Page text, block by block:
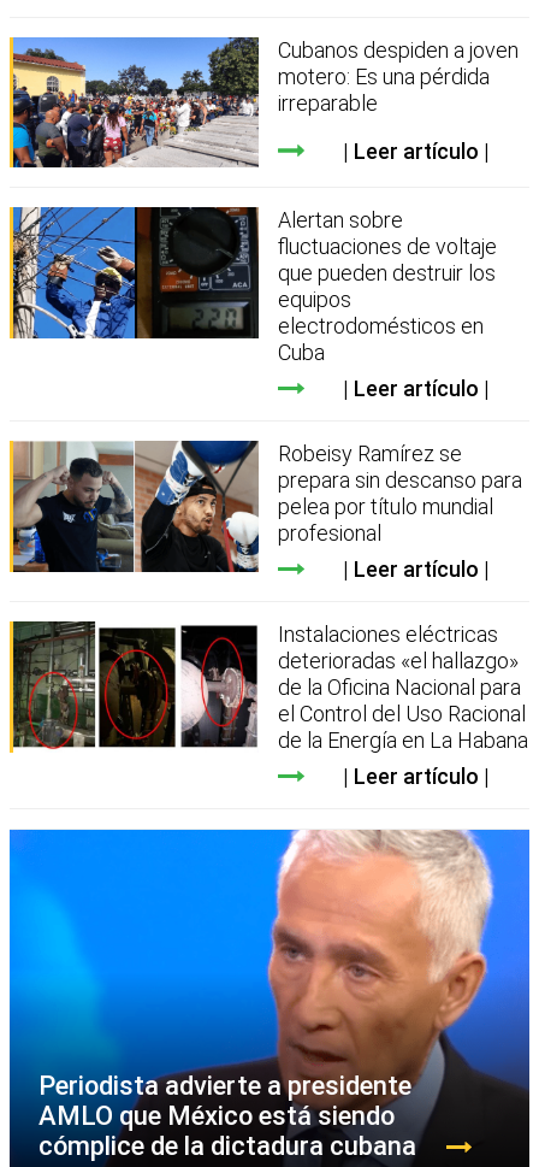
Cubanos despiden a joven
motero: Es una pérdida
irreparable
Leer artículo
Alertan sobre
fluctuaciones de voltaje
que pueden destruir los
equipos
electrodomésticos en
Cuba
Leer artículo
Robeisy Ramírez se
prepara sin descanso para
pelea por título mundial
profesional
Leer artículo
Instalaciones eléctricas
deterioradas «el hallazgo»
de la Oficina Nacional para
el Control del Uso Racional
de la Energía en La Habana
Leer artículo
Periodista advierte a presidente
AMLO que México está siendo
cómplice de la dictadura cubana